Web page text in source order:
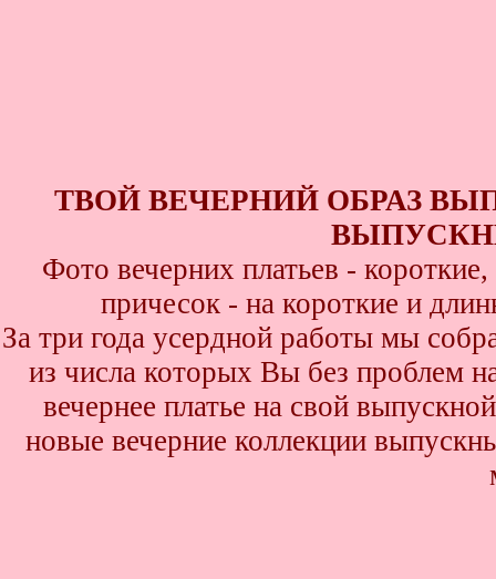
ТВОЙ ВЕЧЕРНИЙ ОБРАЗ
Фото вечерних платьев -
причесок - на короткие и
За три года усердной работы мы
из числа которых Вы без проблем
вечернее платье на свой
новые вечерние коллекции